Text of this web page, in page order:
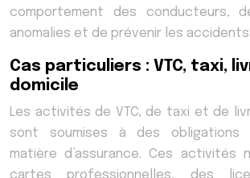
comportement des conducteurs,
anomalies et de prévenir les accidents.
Cas particuliers : VTC, taxi,
domicile
Les activités de VTC, de taxi et de
sont soumises à des obligations
matière d’assurance. Ces activités